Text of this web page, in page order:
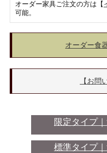
オーダー家具ご注文の方は【
可能。
オーダー食
【お問
限定タイプ
標準タイプ